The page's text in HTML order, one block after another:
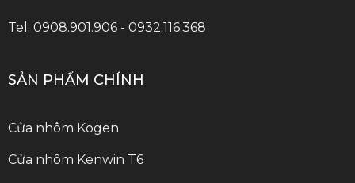
Tel: 0908.901.906 - 0932.116.368
SẢN PHẨM CHÍNH
Cửa nhôm Kogen
Cửa nhôm Kenwin T6